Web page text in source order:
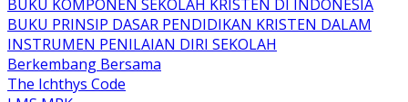
BUKU KOMPONEN SEKOLAH KRISTEN DI INDONESIA
BUKU PRINSIP DASAR PENDIDIKAN KRISTEN DALAM
INSTRUMEN PENILAIAN DIRI SEKOLAH
Berkembang Bersama
The Ichthys Code